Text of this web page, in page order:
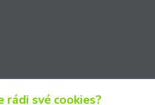
rádi své cookies?